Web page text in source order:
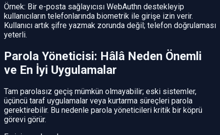
Örnek: Bir e-posta sağlayıcısı WebAuthn destekleyip
kullanıcıların telefonlarında biometrik ile girişe izin verir.
Kullanıcı artık şifre yazmak zorunda değil; telefon doğrulaması
yeterli.
Parola Yöneticisi: Hâlâ Neden Önemli
ve En İyi Uygulamalar
Tam parolasız geçiş mümkün olmayabilir; eski sistemler,
üçüncü taraf uygulamalar veya kurtarma süreçleri parola
gerektirebilir. Bu nedenle parola yöneticileri kritik bir köprü
görevi görür.